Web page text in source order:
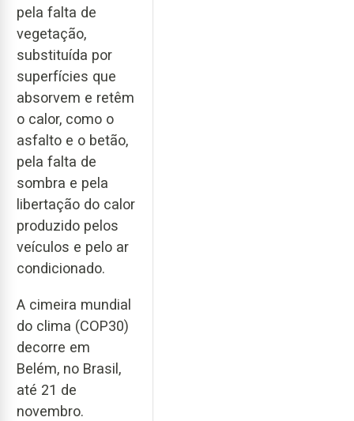
pela falta de
vegetação,
substituída por
superfícies que
absorvem e retêm
o calor, como o
asfalto e o betão,
pela falta de
sombra e pela
libertação do calor
produzido pelos
veículos e pelo ar
condicionado.
A cimeira mundial
do clima (COP30)
decorre em
Belém, no Brasil,
até 21 de
novembro.